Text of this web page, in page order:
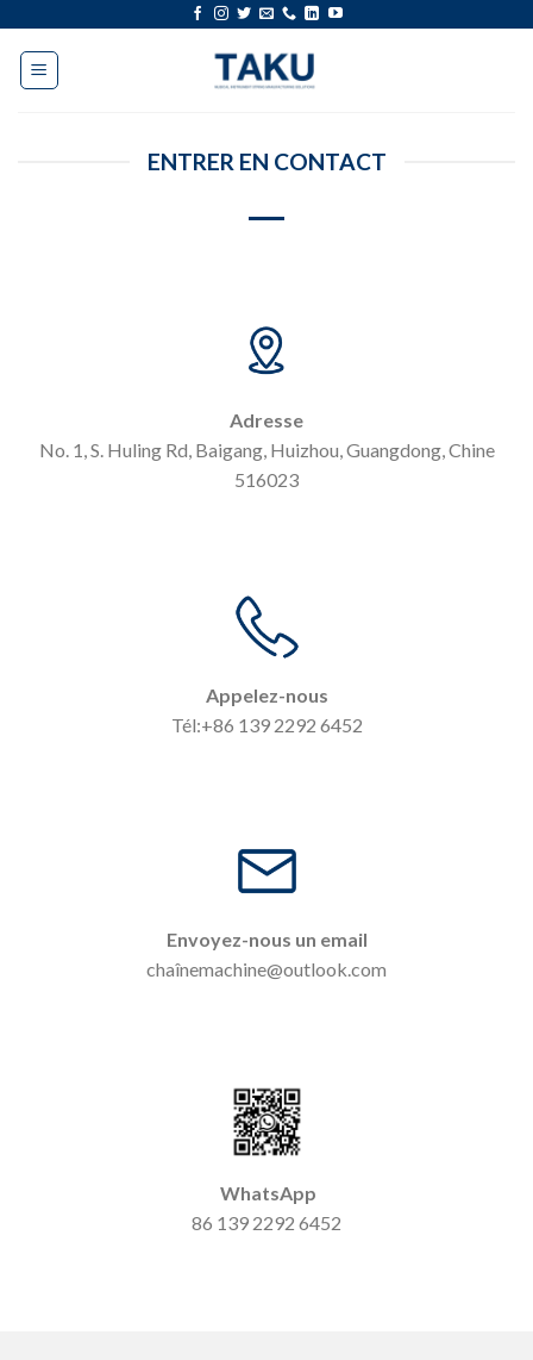
contenu
ENTRER EN CONTACT
Adresse
No. 1, S. Huling Rd, Baigang, Huizhou, Guangdong, Chine
516023
Appelez-nous
Tél:+86 139 2292 6452
Envoyez-nous un email
chaînemachine@outlook.com
WhatsApp
86 139 2292 6452